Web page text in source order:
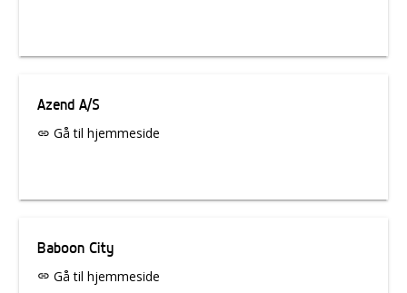
Azend A/S
link Gå til hjemmeside
Baboon City
link Gå til hjemmeside